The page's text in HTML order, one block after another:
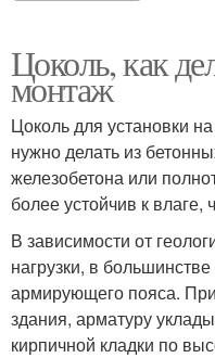
Цоколь, как
монтаж
Цоколь для установки
нужно делать из
железобетона или
более устойчив к
В зависимости от
нагрузки, в
армирующего пояса.
здания, арматуру
кирпичной кладки по